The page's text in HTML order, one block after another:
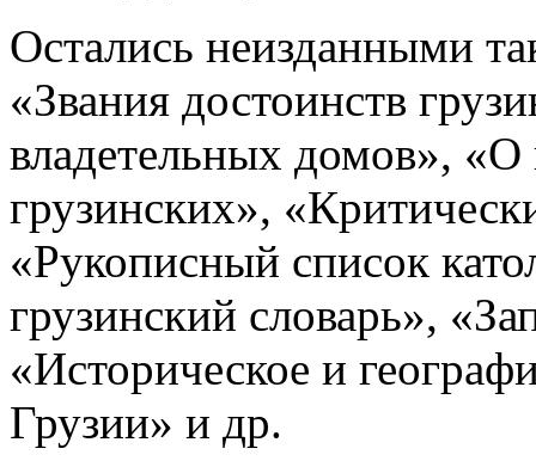
Остались неизданными
«Звания достоинств
владетельных домов», «О
грузинских»,
«Рукописный список
грузинский словарь»,
«Историческое и
Грузии» и др.